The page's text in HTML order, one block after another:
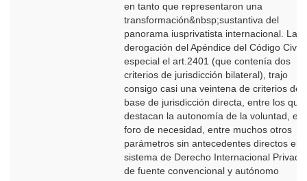
en tanto que representaron una
transformación&nbsp;sustantiva del
panorama iusprivatista internacional. La
derogación del Apéndice del Código Civil,
especial el art.2401 (que contenía dos
criterios de jurisdicción bilateral), trajo
consigo casi una veintena de criterios de
base de jurisdicción directa, entre los que
destacan la autonomía de la voluntad, el
foro de necesidad, entre muchos otros
parámetros sin antecedentes directos en
sistema de Derecho Internacional Privado
de fuente convencional y autónomo